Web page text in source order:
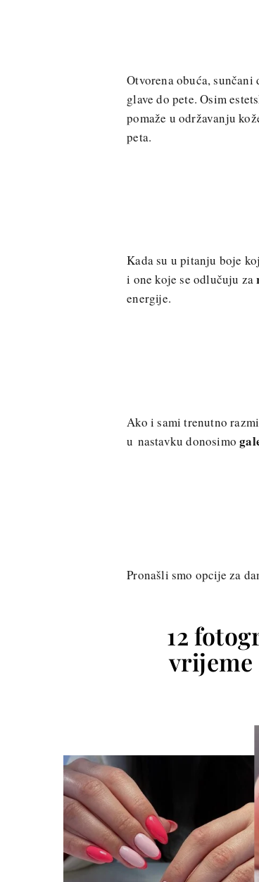
Otvorena obuća,
glave do pete. Osim
pomaže u održavanju
peta.
Kada su u pitanju boje
i one koje se odlučuju za
energije.
Ako i sami trenutno
u nastavku donosimo
Pronašli smo opcije za
12
vrijeme